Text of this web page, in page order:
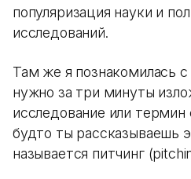
популяризация науки и
исследований.
Там же я познакомилась
нужно за три минуты
исследование или
будто ты рассказываешь
называется питчинг